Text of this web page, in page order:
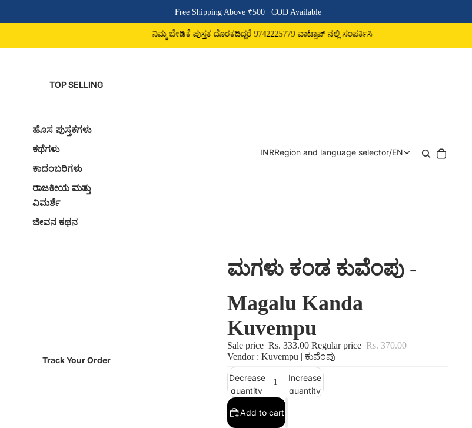
Free Shipping Above ₹500 | COD Available
ನಿಮ್ಮ ಬೇಡಿಕೆ ಪುಸ್ತಕ ದೊರಕದಿದ್ದರೆ 9742225779 ವಾಟ್ಸಾಪ್ ನಲ್ಲಿ ಸಂಪರ್ಕಿಸಿ
TOP SELLING
ಹೊಸ ಪುಸ್ತಕಗಳು
ಕಥೆಗಳು
ಕಾದಂಬರಿಗಳು
ರಾಜಕೀಯ ಮತ್ತು
ವಿಮರ್ಶೆ
ಜೀವನ ಕಥನ
Track Your Order
INRRegion and language selector/EN
ಮಗಳು ಕಂಡ ಕುವೆಂಪು -
Magalu Kanda
Kuvempu
Sale price Rs. 333.00 Regular price Rs. 370.00
Vendor : Kuvempu | ಕುವೆಂಪು
Decrease
quantity
Increase
quantity
Add to cart